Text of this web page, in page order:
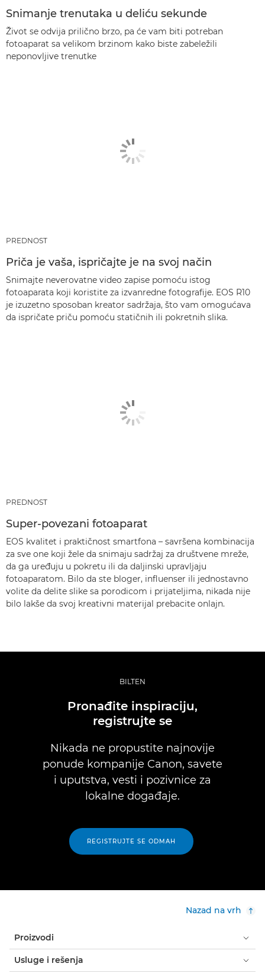
Snimanje trenutaka u deliću sekunde
Život se odvija prilično brzo, pa će vam biti potreban
fotoaparat sa velikom brzinom kako biste zabeležili
neponovljive trenutke
PREDNOST
Priča je vaša, ispričajte je na svoj način
Snimajte neverovatne video zapise pomoću istog
fotoaparata koji koristite za izvanredne fotografije. EOS R10
je izuzetno sposoban kreator sadržaja, što vam omogućava
da ispričate priču pomoću statičnih ili pokretnih slika.
PREDNOST
Super-povezani fotoaparat
EOS kvalitet i praktičnost smartfona – savršena kombinacija
za sve one koji žele da snimaju sadržaj za društvene mreže,
da ga uređuju u pokretu ili da daljinski upravljaju
fotoaparatom. Bilo da ste bloger, influenser ili jednostavno
volite da delite slike sa porodicom i prijateljima, nikada nije
bilo lakše da svoj kreativni materijal prebacite onlajn.
BILTEN
Pronađite inspiraciju,
registrujte se
Nikada ne propustite najnovije
ponude kompanije Canon, savete
i uputstva, vesti i pozivnice za
lokalne događaje.
REGISTRUJTE SE ODMAH
Nazad na vrh
Proizvodi
Usluge i rešenja